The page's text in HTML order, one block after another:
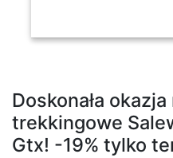
Doskonała
trekkingowe
Gtx! -19% tylko